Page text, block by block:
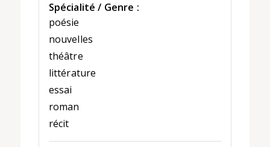
Spécialité / Genre :
poésie
nouvelles
théâtre
littérature
essai
roman
récit